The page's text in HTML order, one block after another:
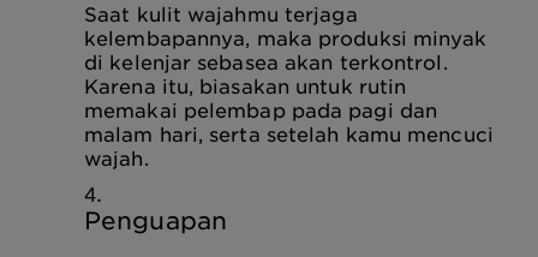
Saat kulit wajahmu terjaga
kelembapannya, maka produksi minyak
di kelenjar sebasea akan terkontrol.
Karena itu, biasakan untuk rutin
memakai pelembap pada pagi dan
malam hari, serta setelah kamu mencuci
wajah.
Penguapan